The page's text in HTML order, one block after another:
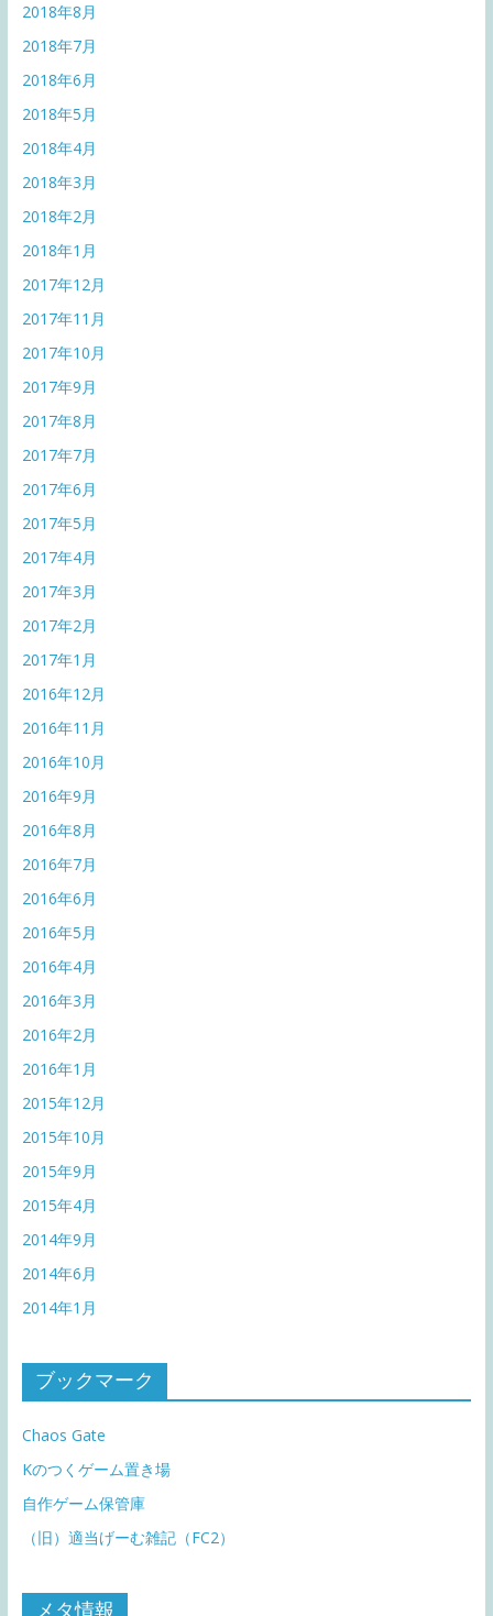
2018年8月
2018年7月
2018年6月
2018年5月
2018年4月
2018年3月
2018年2月
2018年1月
2017年12月
2017年11月
2017年10月
2017年9月
2017年8月
2017年7月
2017年6月
2017年5月
2017年4月
2017年3月
2017年2月
2017年1月
2016年12月
2016年11月
2016年10月
2016年9月
2016年8月
2016年7月
2016年6月
2016年5月
2016年4月
2016年3月
2016年2月
2016年1月
2015年12月
2015年10月
2015年9月
2015年4月
2014年9月
2014年6月
2014年1月
ブックマーク
Chaos Gate
Kのつくゲーム置き場
自作ゲーム保管庫
（旧）適当げーむ雑記（FC2）
メタ情報